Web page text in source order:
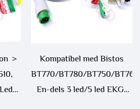
＞
5
Kompatibel med Bistos
BT770/BT780/BT750/BT760
En-dels 3 led/5 led EKG-